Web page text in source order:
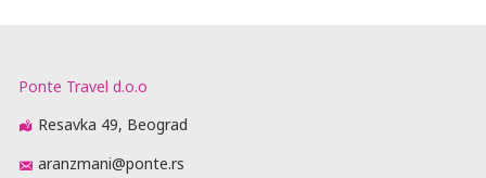
Ponte Travel d.o.o
Resavka 49, Beograd
aranzmani@ponte.rs